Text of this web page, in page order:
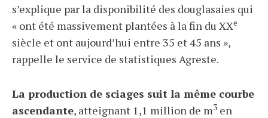
s’explique par la disponibilité des douglasaies qui
« ont été massivement plantées à la fin du XXe
siècle et ont aujourd’hui entre 35 et 45 ans »,
rappelle le service de statistiques Agreste.
La production de sciages suit la même courbe
ascendante, atteignant 1,1 million de m3en